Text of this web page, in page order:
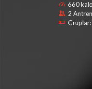
660
2
Gruplar: